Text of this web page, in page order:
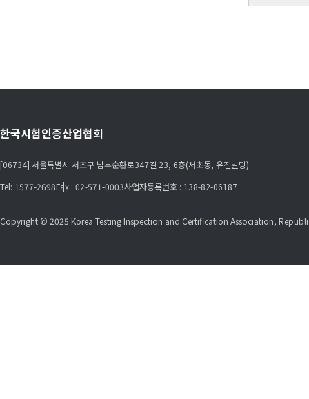
한국시험인증산업협회
[06734] 서울특별시 서초구 남부순환로347길 23, 6층(서초동, 유진빌딩)
Tel: 1577-2698Fax : 02-571-0003사업자등록번호 : 138-82-06187
Copyright © 2025 Korea Testing Inspection and Certification Association,